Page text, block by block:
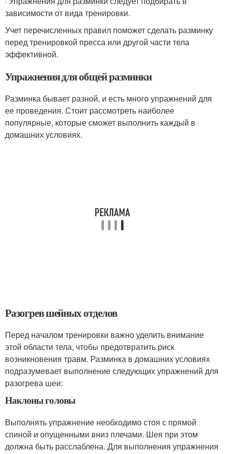
зависимости от вида тренировки.
Учет перечисленных правил поможет сделать разминку
перед тренировкой пресса или другой части тела
эффективной.
Упражнения для общей разминки
Разминка бывает разной, и есть много упражнений для
ее проведения. Стоит рассмотреть наиболее
популярные, которые сможет выполнить каждый в
домашних условиях.
Разогрев шейных отделов
Перед началом тренировки важно уделить внимание
этой области тела, чтобы предотвратить риск
возникновения травм. Разминка в домашних условиях
подразумевает выполнение следующих упражнений для
разогрева шеи:
Наклоны головы
Выполнять упражнение необходимо стоя с прямой
спиной и опущенными вниз плечами. Шея при этом
должна быть расслаблена. Для выполнения упражнения